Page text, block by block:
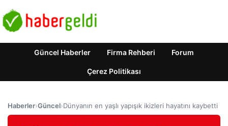
Güncel Haberler Firma Rehberi Forum
Çerez Politikası
Haberler›Güncel›Dünyanın en yaşlı yapışık ikizleri hayatını kaybetti